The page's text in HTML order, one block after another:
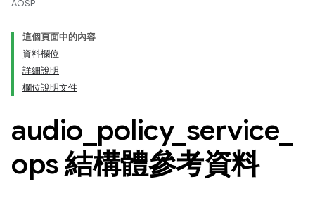
AOSP
這個頁面中的內容
資料欄位
詳細說明
欄位說明文件
audio policy_ service
ops 結構體參考資料